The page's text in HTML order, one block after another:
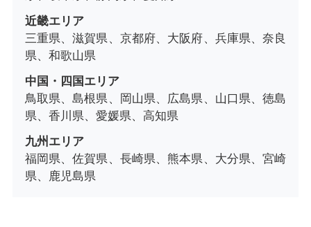
近畿エリア
三重県、滋賀県、京都府、大阪府、兵庫県、奈良
県、和歌山県
中国・四国エリア
鳥取県、島根県、岡山県、広島県、山口県、徳島
県、香川県、愛媛県、高知県
九州エリア
福岡県、佐賀県、長崎県、熊本県、大分県、宮崎
県、鹿児島県